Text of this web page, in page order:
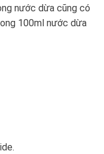
nước dừa cũng có
100ml nước dừa